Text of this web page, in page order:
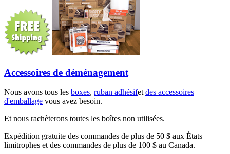
Accessoires de déménagement
Nous avons tous les boxes, ruban adhésifetdes accessoires
d'emballage vous avez besoin.
Et nous rachèterons toutes les boîtes non utilisées.
Expédition gratuite des commandes de plus de 50 $ aux États
limitrophes et des commandes de plus de 100 $ au Canada.